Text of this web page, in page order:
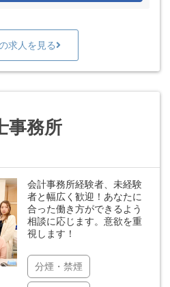
求人を見る
事務所
会計事務所経験者、未経験
者と幅広く歓迎！あなたに
合った働き方ができるよう
相談に応じます。意欲を重
視します！
分煙・禁煙